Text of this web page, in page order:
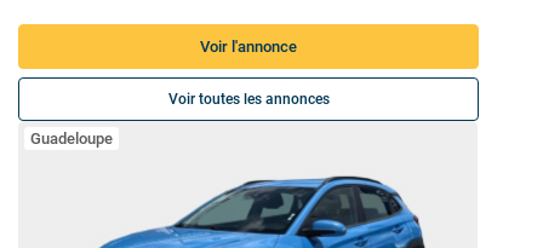
Voir l'annonce
Voir toutes les annonces
Guadeloupe